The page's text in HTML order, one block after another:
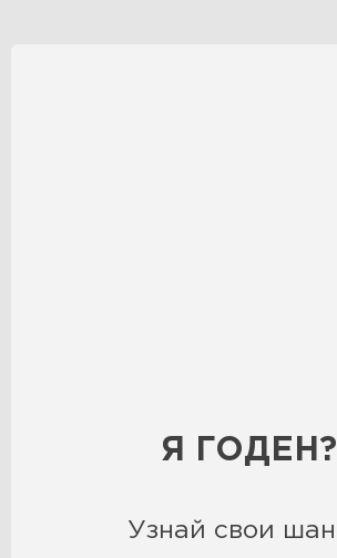
Я ГОДЕН?
Узнай свои